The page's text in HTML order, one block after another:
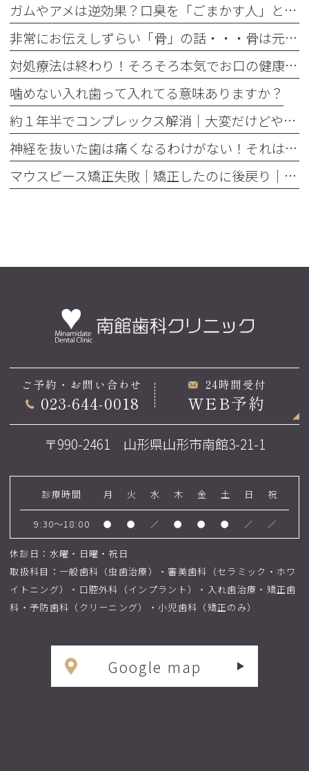
ガムやアメは逆効果？口臭を「ごまかす人」と「治す人」の決定的な違い
非常にお伝えしずらい「骨」の話・・・骨は元には戻せない？
対処療法は終わり！そろそろ本気でお口の健康とは何かを考えませんか
噛めない入れ歯って入れてる意味ありますか？
約１年半でコンプレックス解消｜大変だけどやって良かった歯の矯正治療
神経を抜いた歯は痛くなるわけがない！それは嘘です
マウスピース矯正失敗｜矯正したのに後戻り｜最近よく聞くけどそれってなんで？
ご予約・お問い合わせ
023-644-0018
24時間受付
WEB予約
〒990-2461 山形県山形市南館3-21-1
診療時間 月 火 水 木 金 土 日 祝
9:30～18:00 ● ● ／ ● ● ● ／ ／
休診日：水曜・日曜・祝日
取扱科目：一般歯科（虫歯治療）・審美歯科（セラミック・ホワ
イトニング）・口腔外科（インプラント）・入れ歯治療・矯正歯
科・予防歯科（クリーニング）・小児歯科（矯正のみ）
Google map